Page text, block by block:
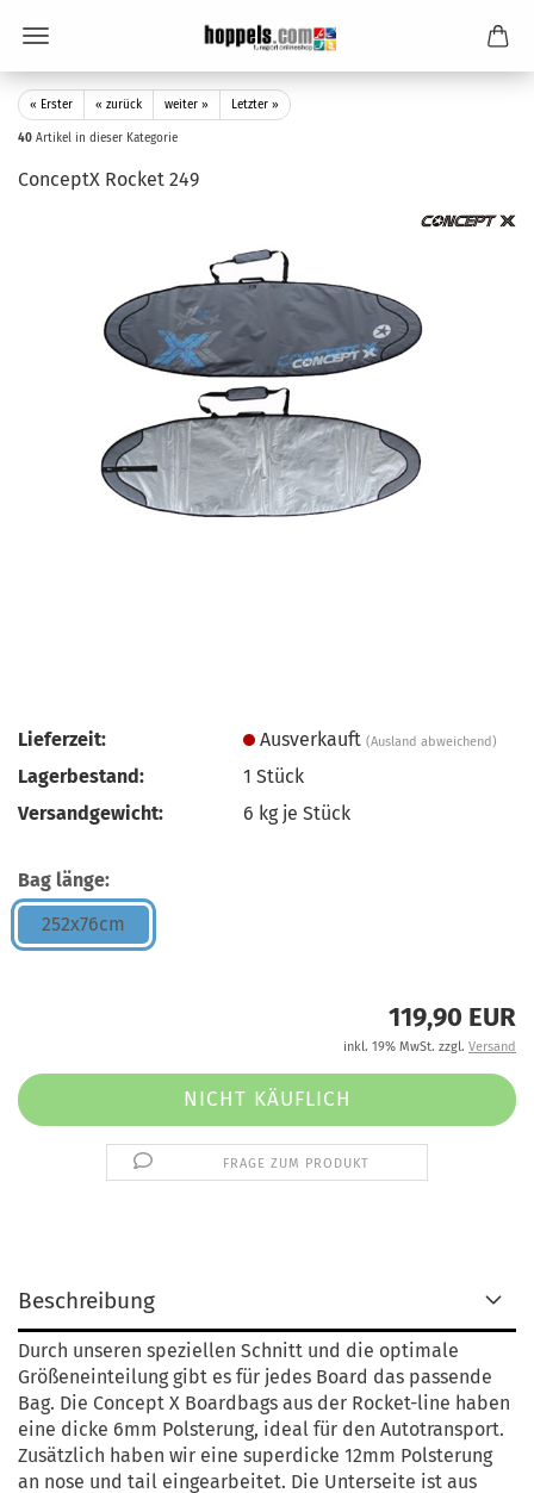
« Erster « zurück weiter » Letzter »
40 Artikel in dieser Kategorie
ConceptX Rocket 249
Lieferzeit: Ausverkauft(Ausland abweichend)
Lagerbestand: 1Stück
Versandgewicht:
6 kg je Stück
Bag länge:
252x76cm
119,90 EUR
inkl. 19% MwSt. zzgl. Versand
FRAGE ZUM PRODUKT
Beschreibung
Durch unseren speziellen Schnitt und die optimale
Größeneinteilung gibt es für jedes Board das passende
Bag. Die Concept X Boardbags aus der Rocket-line haben
eine dicke 6mm Polsterung, ideal für den Autotransport.
Zusätzlich haben wir eine superdicke 12mm Polsterung
an nose und tail eingearbeitet. Die Unterseite ist aus